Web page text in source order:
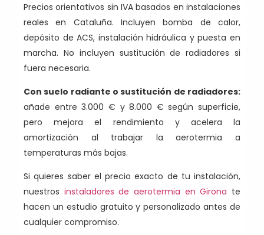
Precios orientativos sin IVA basados en instalaciones
reales en Cataluña. Incluyen bomba de calor,
depósito de ACS, instalación hidráulica y puesta en
marcha. No incluyen sustitución de radiadores si
fuera necesaria.
Con suelo radiante o sustitución de radiadores:
añade entre 3.000 € y 8.000 € según superficie,
pero mejora el rendimiento y acelera la
amortización al trabajar la aerotermia a
temperaturas más bajas.
Si quieres saber el precio exacto de tu instalación,
nuestros instaladores de aerotermia en Girona te
hacen un estudio gratuito y personalizado antes de
cualquier compromiso.